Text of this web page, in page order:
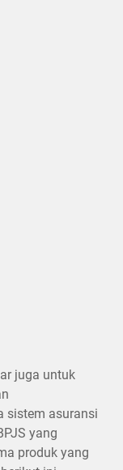
juga untuk
sistem asuransi
yang
produk yang